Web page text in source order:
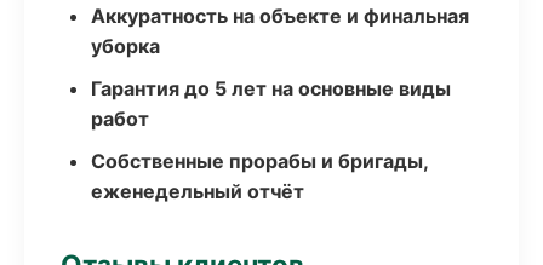
Аккуратность на объекте и финальная
уборка
Гарантия до 5 лет на основные виды
работ
Собственные прорабы и бригады,
еженедельный отчёт